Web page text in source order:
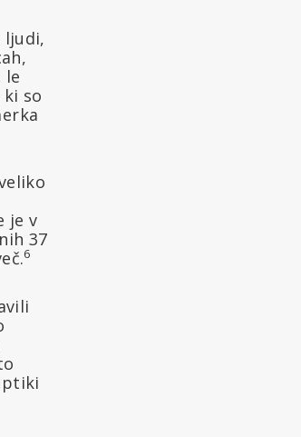
ljudi,
le
so
je v
37
6